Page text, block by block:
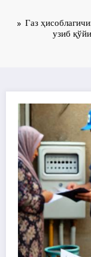
Газ
узиб